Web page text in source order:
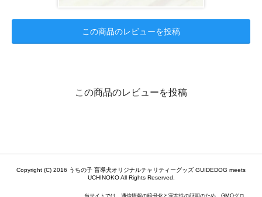
この商品のレビューを投稿
この商品のレビューを投稿
Copyright (C) 2016 うちの子 盲導犬オリジナルチャリティーグッズ GUIDEDOG meets
UCHINOKO All Rights Reserved.
当サイトでは、通信情報の暗号化と実在性の証明のため、GMOグロ